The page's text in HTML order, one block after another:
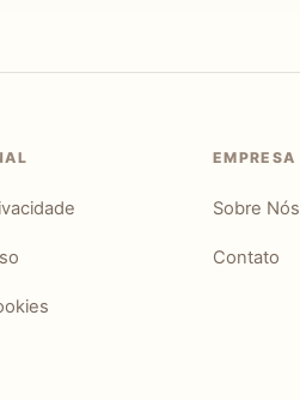
EMPRESA
Sobre Nós
Contato